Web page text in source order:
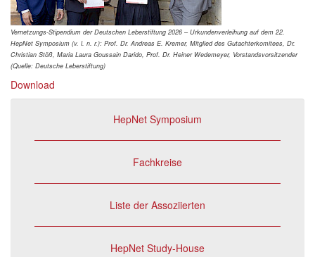
Vernetzungs-Stipendium der Deutschen Leberstiftung 2026 – Urkundenverleihung auf dem 22.
HepNet Symposium (v. l. n. r.): Prof. Dr. Andreas E. Kremer, Mitglied des Gutachterkomitees, Dr.
Christian Stöß, Maria Laura Goussain Darido, Prof. Dr. Heiner Wedemeyer, Vorstandsvorsitzender
(Quelle: Deutsche Leberstiftung)
Download
HepNet Symposium
Fachkreise
Liste der Assoziierten
HepNet Study-House